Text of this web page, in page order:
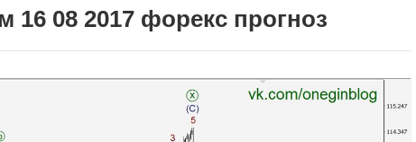
16 08 2017 форекс прогноз